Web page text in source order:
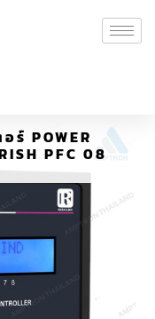
POWER
PFC 08